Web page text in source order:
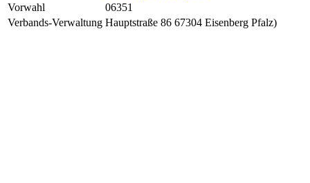
Vorwahl
06351
Verbands-Verwaltung Hauptstraße 86 67304 Eisenberg Pfalz)